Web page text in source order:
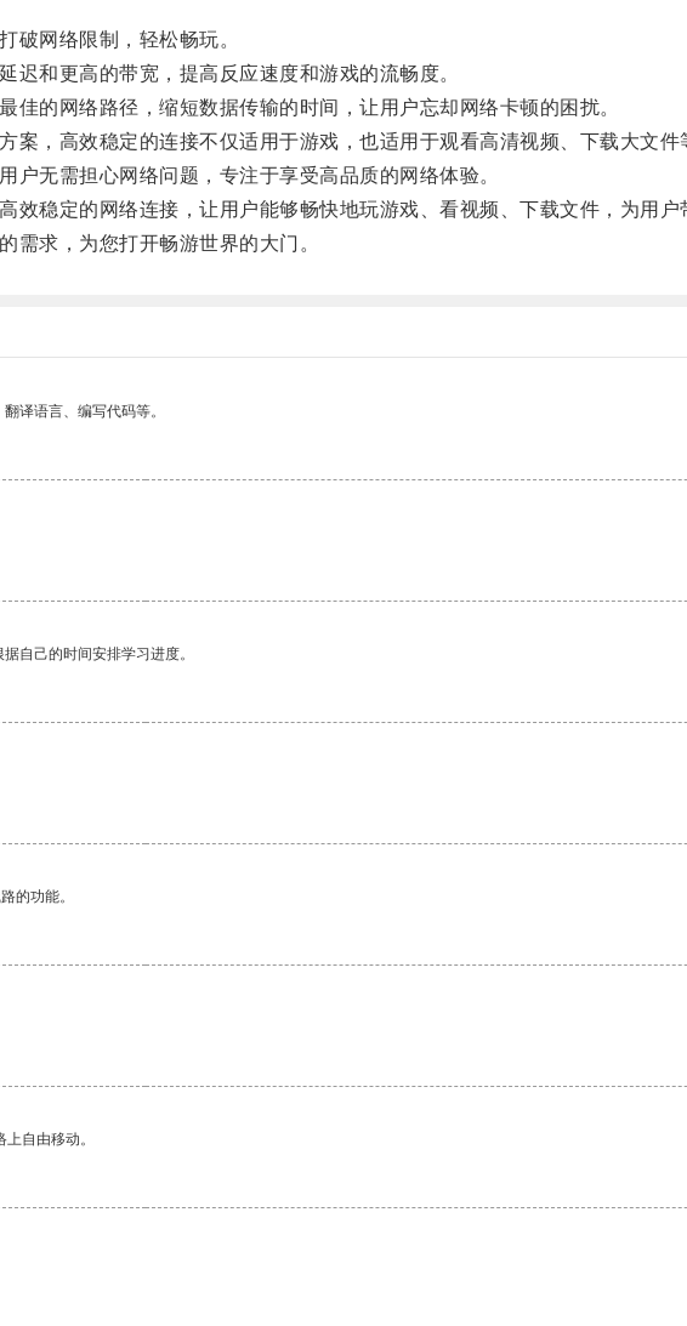
网络限制，轻松畅玩。
和更高的带宽，提高反应速度和游戏的流畅度。
的网络路径，缩短数据传输的时间，让用户忘却网络卡顿的困扰。
，高效稳定的连接不仅适用于游戏，也适用于观看高清视频、下载大文件
无需担心网络问题，专注于享受高品质的网络体验。
稳定的网络连接，让用户能够畅快地玩游戏、看视频、下载文件，为用户
求，为您打开畅游世界的大门。
译语言、编写代码等。
自己的时间安排学习进度。
的功能。
自由移动。